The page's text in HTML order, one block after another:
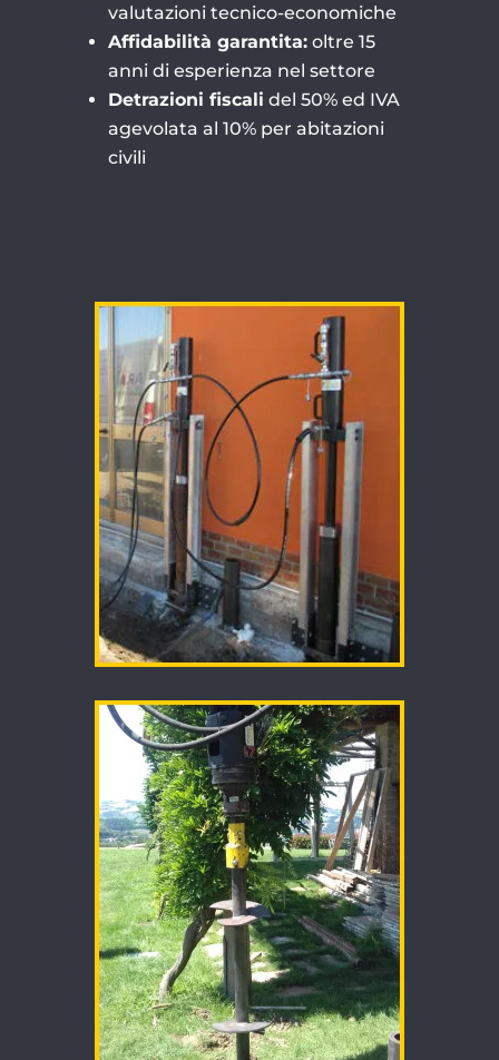
valutazioni tecnico-economiche
Affidabilità garantita: oltre 15
anni di esperienza nel settore
Detrazioni fiscali del 50% ed IVA
agevolata al 10% per abitazioni
civili